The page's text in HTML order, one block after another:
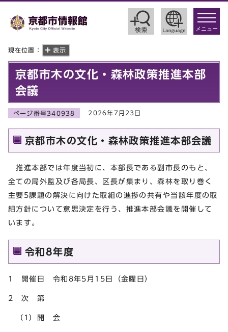
toggle
メニュー
現在位置： 表示
京都市木の文化・森林政策推進本部
会議
ページ番号340938 2026年7月23日
京都市木の文化・森林政策推進本部会議
推進本部では年度当初に、本部長である副市長のもと、
全ての局外監及び各局長、区長が集まり、森林を取り巻く
主要5課題の解決に向けた取組の進捗の共有や当該年度の取
組方針について意思決定を行う、推進本部会議を開催して
います。
令和8年度
1 開催日 令和8年5月15日（金曜日）
2 次 第
（1）開 会